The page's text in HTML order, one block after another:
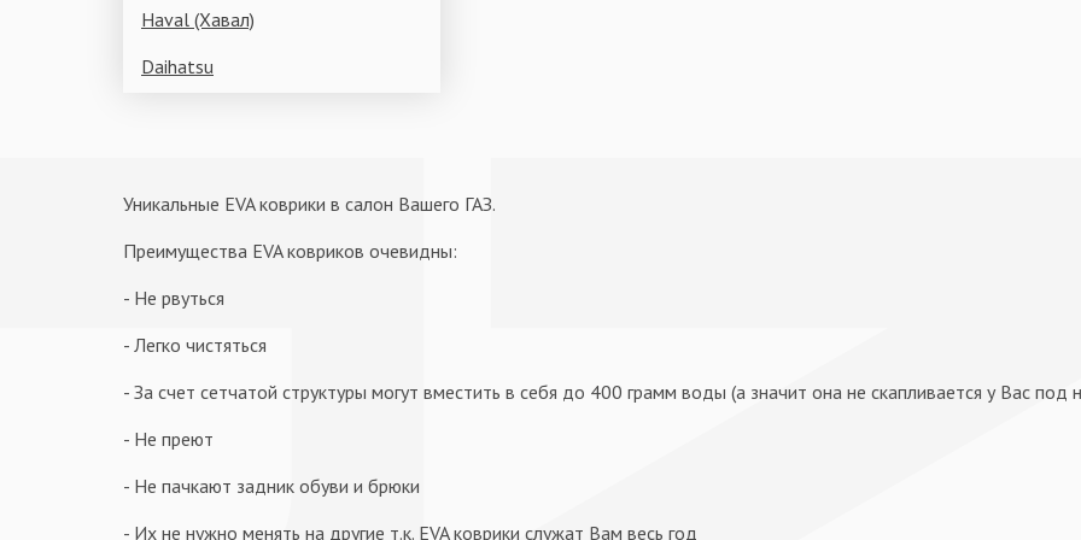
Haval (Хавал)
Daihatsu
Уникальные EVA коврики в салон Вашего ГАЗ.
Преимущества EVA ковриков очевидны:
- Не рвуться
- Легко чистяться
- За счет сетчатой структуры могут вместить в себя до 400 грамм воды (а значит она не скапливается у Вас под
- Не преют
- Не пачкают задник обуви и брюки
- Их не нужно менять на другие т.к. EVA коврики служат Вам весь год